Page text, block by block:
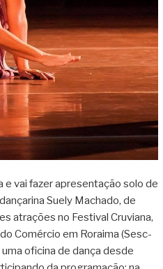
vai fazer apresentação solo de
Suely Machado, de
atrações no Festival Cruviana,
Comércio em Roraima (Sesc-
oficina de dança desde